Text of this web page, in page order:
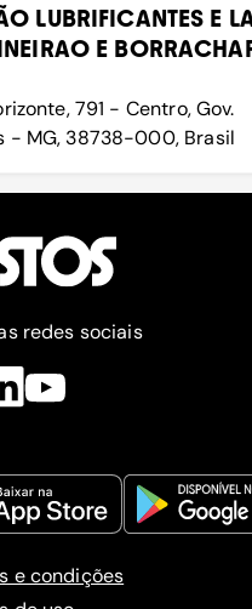
LUBRIFICANTES E
E
791 - Centro, Gov.
- MG, 38738-000, Brasil
redes sociais
e condições